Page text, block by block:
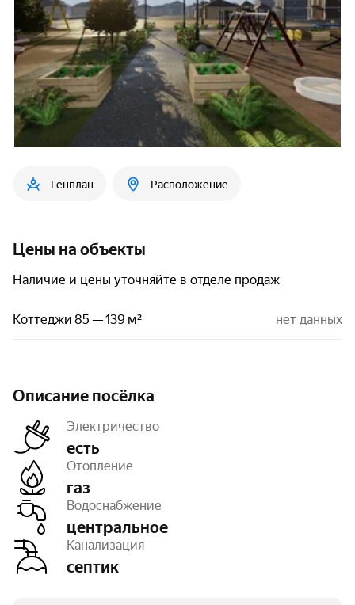
Генплан Расположение
Цены на объекты
Наличие и цены уточняйте в отделе продаж
Коттеджи 85 — 139 м² нет данных
Описание посёлка
Электричество
есть
Отопление
газ
Водоснабжение
центральное
Канализация
септик
Дороги
Освещение
уличное
Число объектов 198
Очереди
1